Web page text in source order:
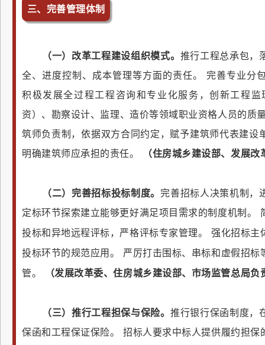
三、完善管理体制
（一）改革工程建设组织模式。 推行工程总承包，
全、进度控制、成本管理等方面的责任。
完善专业分
积极发展全过程工程咨询和专业化服务，创新工程
资）、勘察设计、监理、造价等领域职业资格人员的质
筑师负责制，依据双方合同约定，赋予建筑师代表建设
明确建筑师应承担的责任。
（住房城乡建设部、发展改
（二）完善招标投标制度。 完善招标人决策机制，
定标环节探索建立能够更好满足项目需求的制度机制。
投标和异地远程评标，严格评标专家管理。
强化招标主
投标环节的规范应用。
严厉打击围标、串标和虚假招
管。
（发展改革委、住房城乡建设部、市场监管总局负
（三）推行工程担保与保险。 推行银行保函制度，
保函和工程保证保险。
招标人要求中标人提供履约担